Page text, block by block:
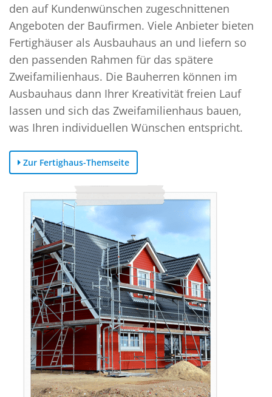
den auf Kundenwünschen zugeschnittenen
Angeboten der Baufirmen. Viele Anbieter bieten
Fertighäuser als Ausbauhaus an und liefern so
den passenden Rahmen für das spätere
Zweifamilienhaus. Die Bauherren können im
Ausbauhaus dann Ihrer Kreativität freien Lauf
lassen und sich das Zweifamilienhaus bauen,
was Ihren individuellen Wünschen entspricht.
Zur Fertighaus-Themseite